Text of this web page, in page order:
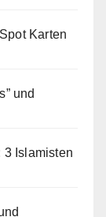
Karten
und
3 Islamisten